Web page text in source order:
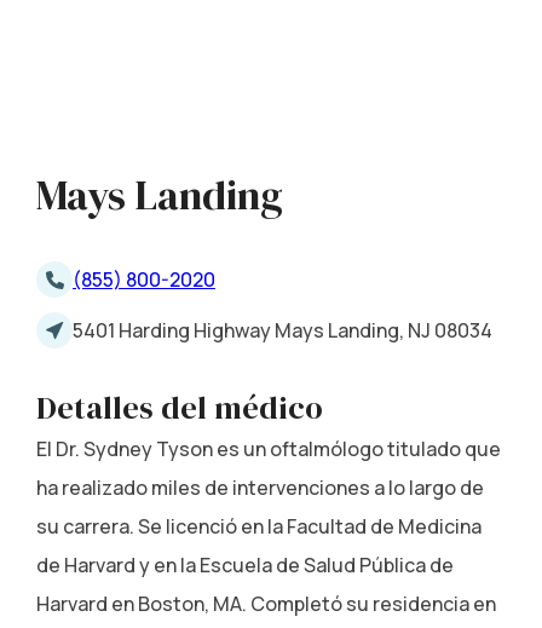
Mays Landing
(855) 800-2020
5401 Harding Highway Mays Landing, NJ 08034
Detalles del médico
El Dr. Sydney Tyson es un oftalmólogo titulado que
ha realizado miles de intervenciones a lo largo de
su carrera. Se licenció en la Facultad de Medicina
de Harvard y en la Escuela de Salud Pública de
Harvard en Boston, MA. Completó su residencia en